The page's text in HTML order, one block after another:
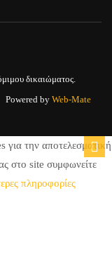
δικαιώματος.
Powered by Web-Mate
την αποτελεσματική
στο site συμφωνείτε
πληροφορίες